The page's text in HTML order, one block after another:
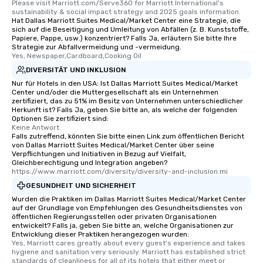
Please visit Marriott.com/Serve360 for Marriott International's
sustainability & social impact strategy and 2025 goals information.
Hat Dallas Marriott Suites Medical/Market Center eine Strategie, die
sich auf die Beseitigung und Umleitung von Abfällen (z. B. Kunststoffe,
Papiere, Pappe, usw.) konzentriert? Falls Ja, erläutern Sie bitte Ihre
Strategie zur Abfallvermeidung und -vermeidung.
Yes, Newspaper,Cardboard,Cooking Oil
DIVERSITÄT UND INKLUSION
Nur für Hotels in den USA: Ist Dallas Marriott Suites Medical/Market
Center und/oder die Muttergesellschaft als ein Unternehmen
zertifiziert, das zu 51% im Besitz von Unternehmen unterschiedlicher
Herkunft ist? Falls Ja, geben Sie bitte an, als welche der folgenden
Optionen Sie zertifiziert sind:
Keine Antwort.
Falls zutreffend, könnten Sie bitte einen Link zum öffentlichen Bericht
von Dallas Marriott Suites Medical/Market Center über seine
Verpflichtungen und Initiativen in Bezug auf Vielfalt,
Gleichberechtigung und Integration angeben?
https://www.marriott.com/diversity/diversity-and-inclusion.mi
GESUNDHEIT UND SICHERHEIT
Wurden die Praktiken im Dallas Marriott Suites Medical/Market Center
auf der Grundlage von Empfehlungen des Gesundheitsdienstes von
öffentlichen Regierungsstellen oder privaten Organisationen
entwickelt? Falls ja, geben Sie bitte an, welche Organisationen zur
Entwicklung dieser Praktiken herangezogen wurden:
Yes, Marriott cares greatly about every guest's experience and takes
hygiene and sanitation very seriously. Marriott has established strict
standards of cleanliness for all of its hotels that either meet or